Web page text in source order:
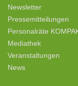
Newsletter
Pressemitteilungen
Personalräte
Mediathek
Veranstaltungen
News